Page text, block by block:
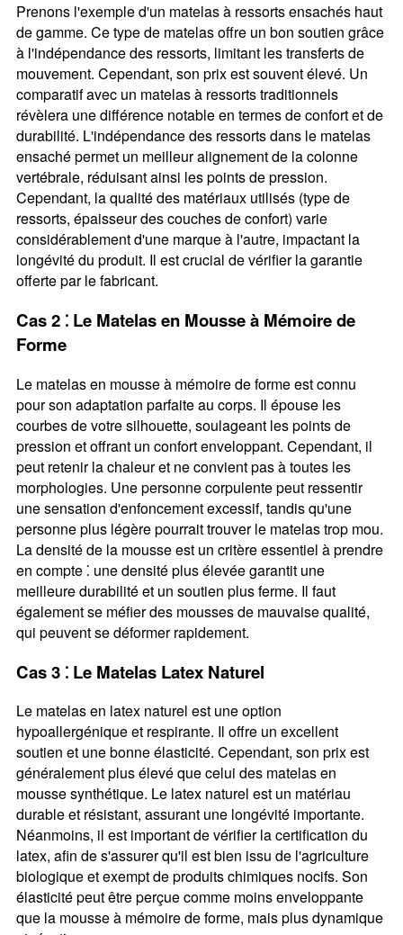
Prenons l'exemple d'un matelas à ressorts ensachés haut
de gamme. Ce type de matelas offre un bon soutien grâce
à l'indépendance des ressorts, limitant les transferts de
mouvement. Cependant, son prix est souvent élevé. Un
comparatif avec un matelas à ressorts traditionnels
révèlera une différence notable en termes de confort et de
durabilité. L'indépendance des ressorts dans le matelas
ensaché permet un meilleur alignement de la colonne
vertébrale, réduisant ainsi les points de pression.
Cependant, la qualité des matériaux utilisés (type de
ressorts, épaisseur des couches de confort) varie
considérablement d'une marque à l'autre, impactant la
longévité du produit. Il est crucial de vérifier la garantie
offerte par le fabricant.
Cas 2 ⁚ Le Matelas en Mousse à Mémoire de
Forme
Le matelas en mousse à mémoire de forme est connu
pour son adaptation parfaite au corps. Il épouse les
courbes de votre silhouette, soulageant les points de
pression et offrant un confort enveloppant. Cependant, il
peut retenir la chaleur et ne convient pas à toutes les
morphologies. Une personne corpulente peut ressentir
une sensation d'enfoncement excessif, tandis qu'une
personne plus légère pourrait trouver le matelas trop mou.
La densité de la mousse est un critère essentiel à prendre
en compte ⁚ une densité plus élevée garantit une
meilleure durabilité et un soutien plus ferme. Il faut
également se méfier des mousses de mauvaise qualité,
qui peuvent se déformer rapidement.
Cas 3 ⁚ Le Matelas Latex Naturel
Le matelas en latex naturel est une option
hypoallergénique et respirante. Il offre un excellent
soutien et une bonne élasticité. Cependant, son prix est
généralement plus élevé que celui des matelas en
mousse synthétique. Le latex naturel est un matériau
durable et résistant, assurant une longévité importante.
Néanmoins, il est important de vérifier la certification du
latex, afin de s'assurer qu'il est bien issu de l'agriculture
biologique et exempt de produits chimiques nocifs. Son
élasticité peut être perçue comme moins enveloppante
que la mousse à mémoire de forme, mais plus dynamique